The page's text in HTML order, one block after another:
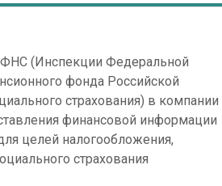
(Инспекции Федеральной
фонда Российской
страхования) в компании
финансовой информации
целей налогообложения,
страхования